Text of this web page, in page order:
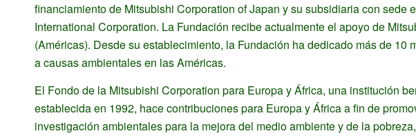
financiamiento de Mitsubishi Corporation of Japan y su subsidiaria con sede
International Corporation. La Fundación recibe actualmente el apoyo de
(Américas). Desde su establecimiento, la Fundación ha dedicado más de 10
a causas ambientales en las Américas.
El Fondo de la Mitsubishi Corporation para Europa y África, una institución
establecida en 1992, hace contribuciones para Europa y África a fin de
investigación ambientales para la mejora del medio ambiente y de la